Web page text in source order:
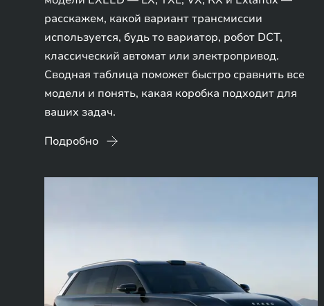
расскажем, какой вариант трансмиссии
используется, будь то вариатор, робот DCT,
классический автомат или электропривод.
Сводная таблица поможет быстро сравнить все
модели и понять, какая коробка подходит для
ваших задач.
Подробно